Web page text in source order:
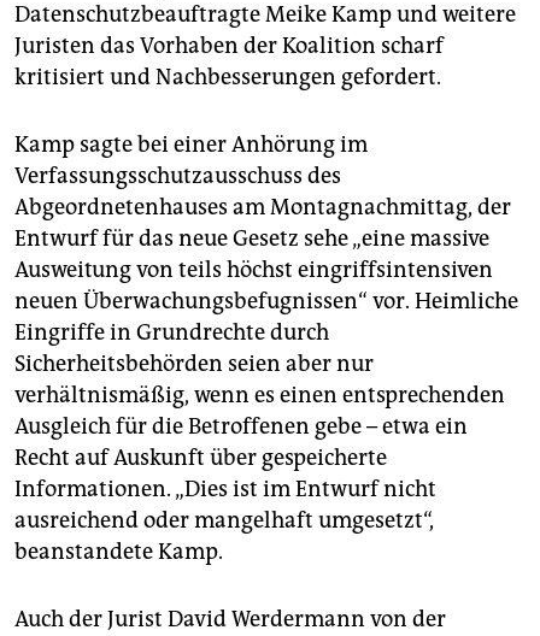
Datenschutzbeauftragte Meike Kamp und weitere
Juristen das Vorhaben der Koalition scharf
kritisiert und Nachbesserungen gefordert.
Kamp sagte bei einer Anhörung im
Verfassungsschutzausschuss des
Abgeordnetenhauses am Montagnachmittag, der
Entwurf für das neue Gesetz sehe „eine massive
Ausweitung von teils höchst eingriffsintensiven
neuen Überwachungsbefugnissen“ vor. Heimliche
Eingriffe in Grundrechte durch
Sicherheitsbehörden seien aber nur
verhältnismäßig, wenn es einen entsprechenden
Ausgleich für die Betroffenen gebe – etwa ein
Recht auf Auskunft über gespeicherte
Informationen. „Dies ist im Entwurf nicht
ausreichend oder mangelhaft umgesetzt“,
beanstandete Kamp.
Auch der Jurist David Werdermann von der